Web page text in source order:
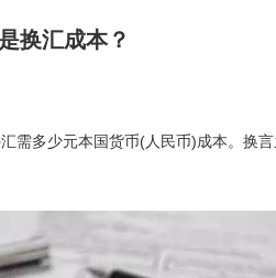
换汇成本？
多少元本国货币(人民币)成本。换言